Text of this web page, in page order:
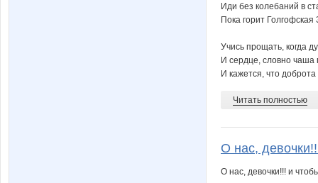
Иди без колебаний в
Пока горит Голгофская
Учись прощать, когда
И сердце, словно чаша
И кажется, что доброта
Читать полностью
О нас,
О нас, девочки!!! и